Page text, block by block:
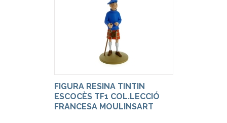
FIGURA RESINA TINTIN
ESCOCÈS TF1 COL.LECCIÓ
FRANCESA MOULINSART